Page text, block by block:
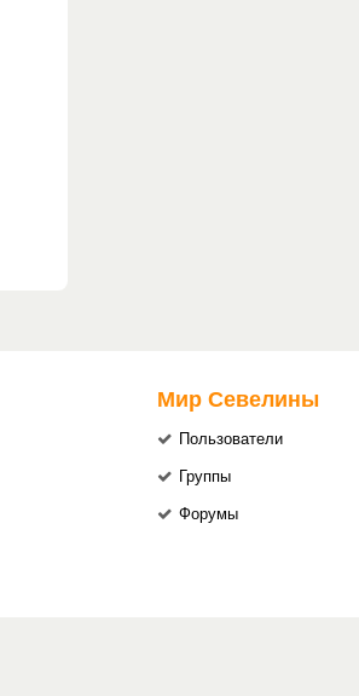
Мир Севелины
Пользователи
Группы
Форумы